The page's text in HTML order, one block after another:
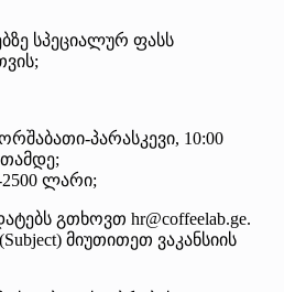
სპეციალურ ფასს
პარასკევი, 10:00
2500 ლარი;
გთხოვთ hr@coffeelab.ge.
მიუთითეთ ვაკანსიის